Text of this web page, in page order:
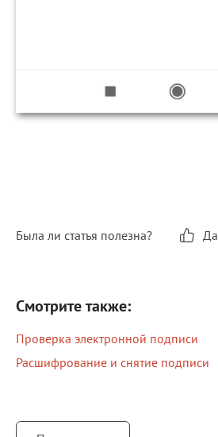
Была ли статья полезна? Да
Смотрите также:
Проверка электронной подписи
Расшифрование и снятие подписи